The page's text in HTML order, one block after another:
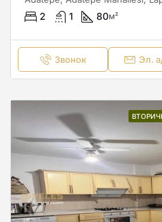
2 1 80м²
Звонок Эл.